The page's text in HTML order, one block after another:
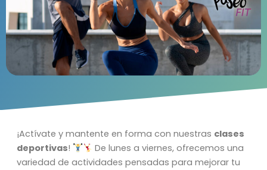
¡Actívate y mantente en forma con nuestras clases
deportivas!
De lunes a viernes, ofrecemos una
variedad de actividades pensadas para mejorar tu